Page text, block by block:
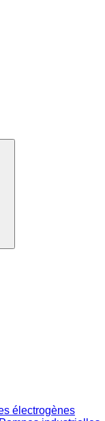
électrogènes